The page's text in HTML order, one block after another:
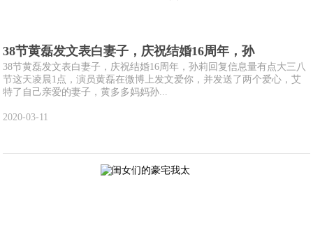
38节黄磊发文表白妻子，庆祝结婚16周年，孙
38节黄磊发文表白妻子，庆祝结婚16周年，孙莉回复信息量有点大三八
节这天凌晨1点，演员黄磊在微博上发文爱你，并发送了两个爱心，艾
特了自己亲爱的妻子，黄多多妈妈孙...
2020-03-11